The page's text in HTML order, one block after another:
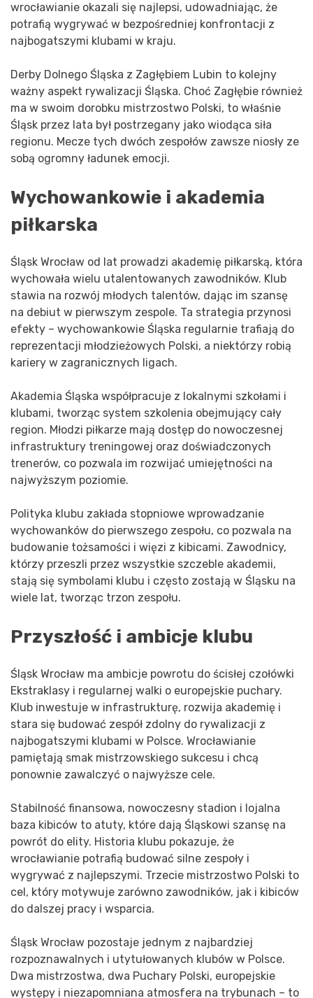
wrocławianie okazali się najlepsi, udowadniając, że
potrafią wygrywać w bezpośredniej konfrontacji z
najbogatszymi klubami w kraju.
Derby Dolnego Śląska z Zagłębiem Lubin to kolejny
ważny aspekt rywalizacji Śląska. Choć Zagłębie również
ma w swoim dorobku mistrzostwo Polski, to właśnie
Śląsk przez lata był postrzegany jako wiodąca siła
regionu. Mecze tych dwóch zespołów zawsze niosły ze
sobą ogromny ładunek emocji.
Wychowankowie i akademia
piłkarska
Śląsk Wrocław od lat prowadzi akademię piłkarską, która
wychowała wielu utalentowanych zawodników. Klub
stawia na rozwój młodych talentów, dając im szansę
na debiut w pierwszym zespole. Ta strategia przynosi
efekty – wychowankowie Śląska regularnie trafiają do
reprezentacji młodzieżowych Polski, a niektórzy robią
kariery w zagranicznych ligach.
Akademia Śląska współpracuje z lokalnymi szkołami i
klubami, tworząc system szkolenia obejmujący cały
region. Młodzi piłkarze mają dostęp do nowoczesnej
infrastruktury treningowej oraz doświadczonych
trenerów, co pozwala im rozwijać umiejętności na
najwyższym poziomie.
Polityka klubu zakłada stopniowe wprowadzanie
wychowanków do pierwszego zespołu, co pozwala na
budowanie tożsamości i więzi z kibicami. Zawodnicy,
którzy przeszli przez wszystkie szczeble akademii,
stają się symbolami klubu i często zostają w Śląsku na
wiele lat, tworząc trzon zespołu.
Przyszłość i ambicje klubu
Śląsk Wrocław ma ambicje powrotu do ścisłej czołówki
Ekstraklasy i regularnej walki o europejskie puchary.
Klub inwestuje w infrastrukturę, rozwija akademię i
stara się budować zespół zdolny do rywalizacji z
najbogatszymi klubami w Polsce. Wrocławianie
pamiętają smak mistrzowskiego sukcesu i chcą
ponownie zawalczyć o najwyższe cele.
Stabilność finansowa, nowoczesny stadion i lojalna
baza kibiców to atuty, które dają Śląskowi szansę na
powrót do elity. Historia klubu pokazuje, że
wrocławianie potrafią budować silne zespoły i
wygrywać z najlepszymi. Trzecie mistrzostwo Polski to
cel, który motywuje zarówno zawodników, jak i kibiców
do dalszej pracy i wsparcia.
Śląsk Wrocław pozostaje jednym z najbardziej
rozpoznawalnych i utytułowanych klubów w Polsce.
Dwa mistrzostwa, dwa Puchary Polski, europejskie
występy i niezapomniana atmosfera na trybunach – to